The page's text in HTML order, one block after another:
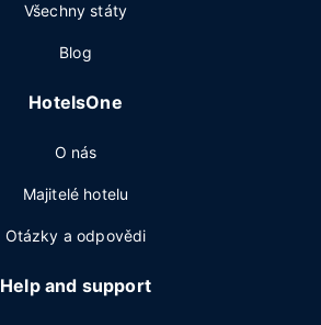
Všechny státy
Blog
HotelsOne
O nás
Majitelé hotelu
Otázky a odpovědi
Help and support